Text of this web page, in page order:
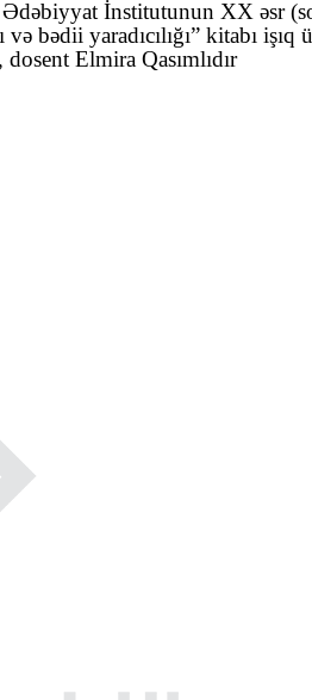
İnstitutunun XX əsr
bədii yaradıcılığı” kitabı
Elmira Qasımlıdır